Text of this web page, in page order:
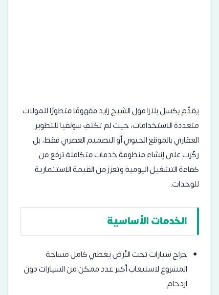
يقدّم بكسل بلازا مول الشيخ زايد مفهومًا متطورًا للمولات
متعددة الاستخدامات، حيث لم تكتفِ سولفيا للتطوير
العقاري بالموقع الحيوي أو التصميم العصري فقط، بل
ركّزت على إنشاء منظومة خدمات متكاملة ترفع من
كفاءة التشغيل اليومية وتعزز من القيمة الاستثمارية
للوحدات.
الخدمات الأساسية
جراج سيارات تحت الأرض يغطي كامل مساحة
المشروع لاستيعاب أكبر عدد ممكن من السيارات دون
ازدحام.